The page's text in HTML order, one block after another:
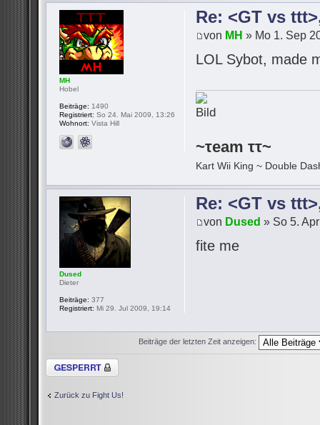
Re: <GT vs
von MH » Mo 1. Sep
LOL Sybot, made
~τeam ττ~
Kart Wii King ~ Double
MH
Hobel
Beiträge: 1490
Registriert: So 24. Mai 2009, 13:26
Wohnort: Vista Hill
Re: <GT vs
von Dused » So 5.
fite me
Dused
Dieter
Beiträge: 377
Registriert: Mi 29. Jul 2009, 19:14
Beiträge der letzten Zeit anzeigen:
Thema gesperrt
Zurück zu Fight Us!